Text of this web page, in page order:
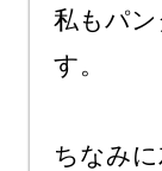
私もパ
す。
ちなみ